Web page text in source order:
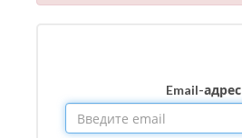
Email-адрес